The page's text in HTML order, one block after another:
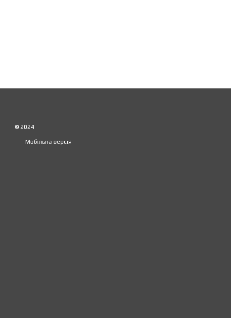
© 2024
Мобільна версія